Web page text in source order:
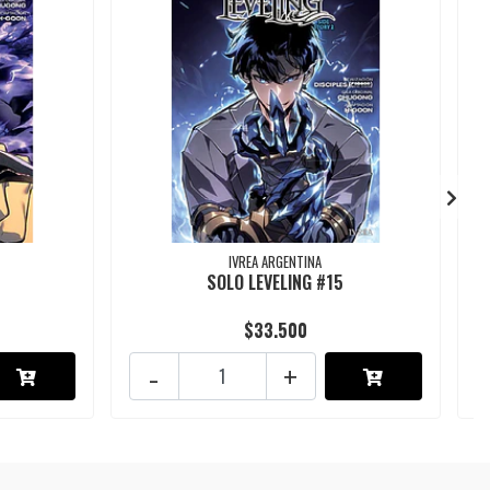
IVREA ARGENTINA
SOLO LEVELING #15
$33.500
+
-